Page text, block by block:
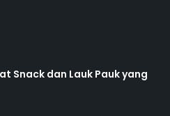
Snack dan Lauk Pauk yang